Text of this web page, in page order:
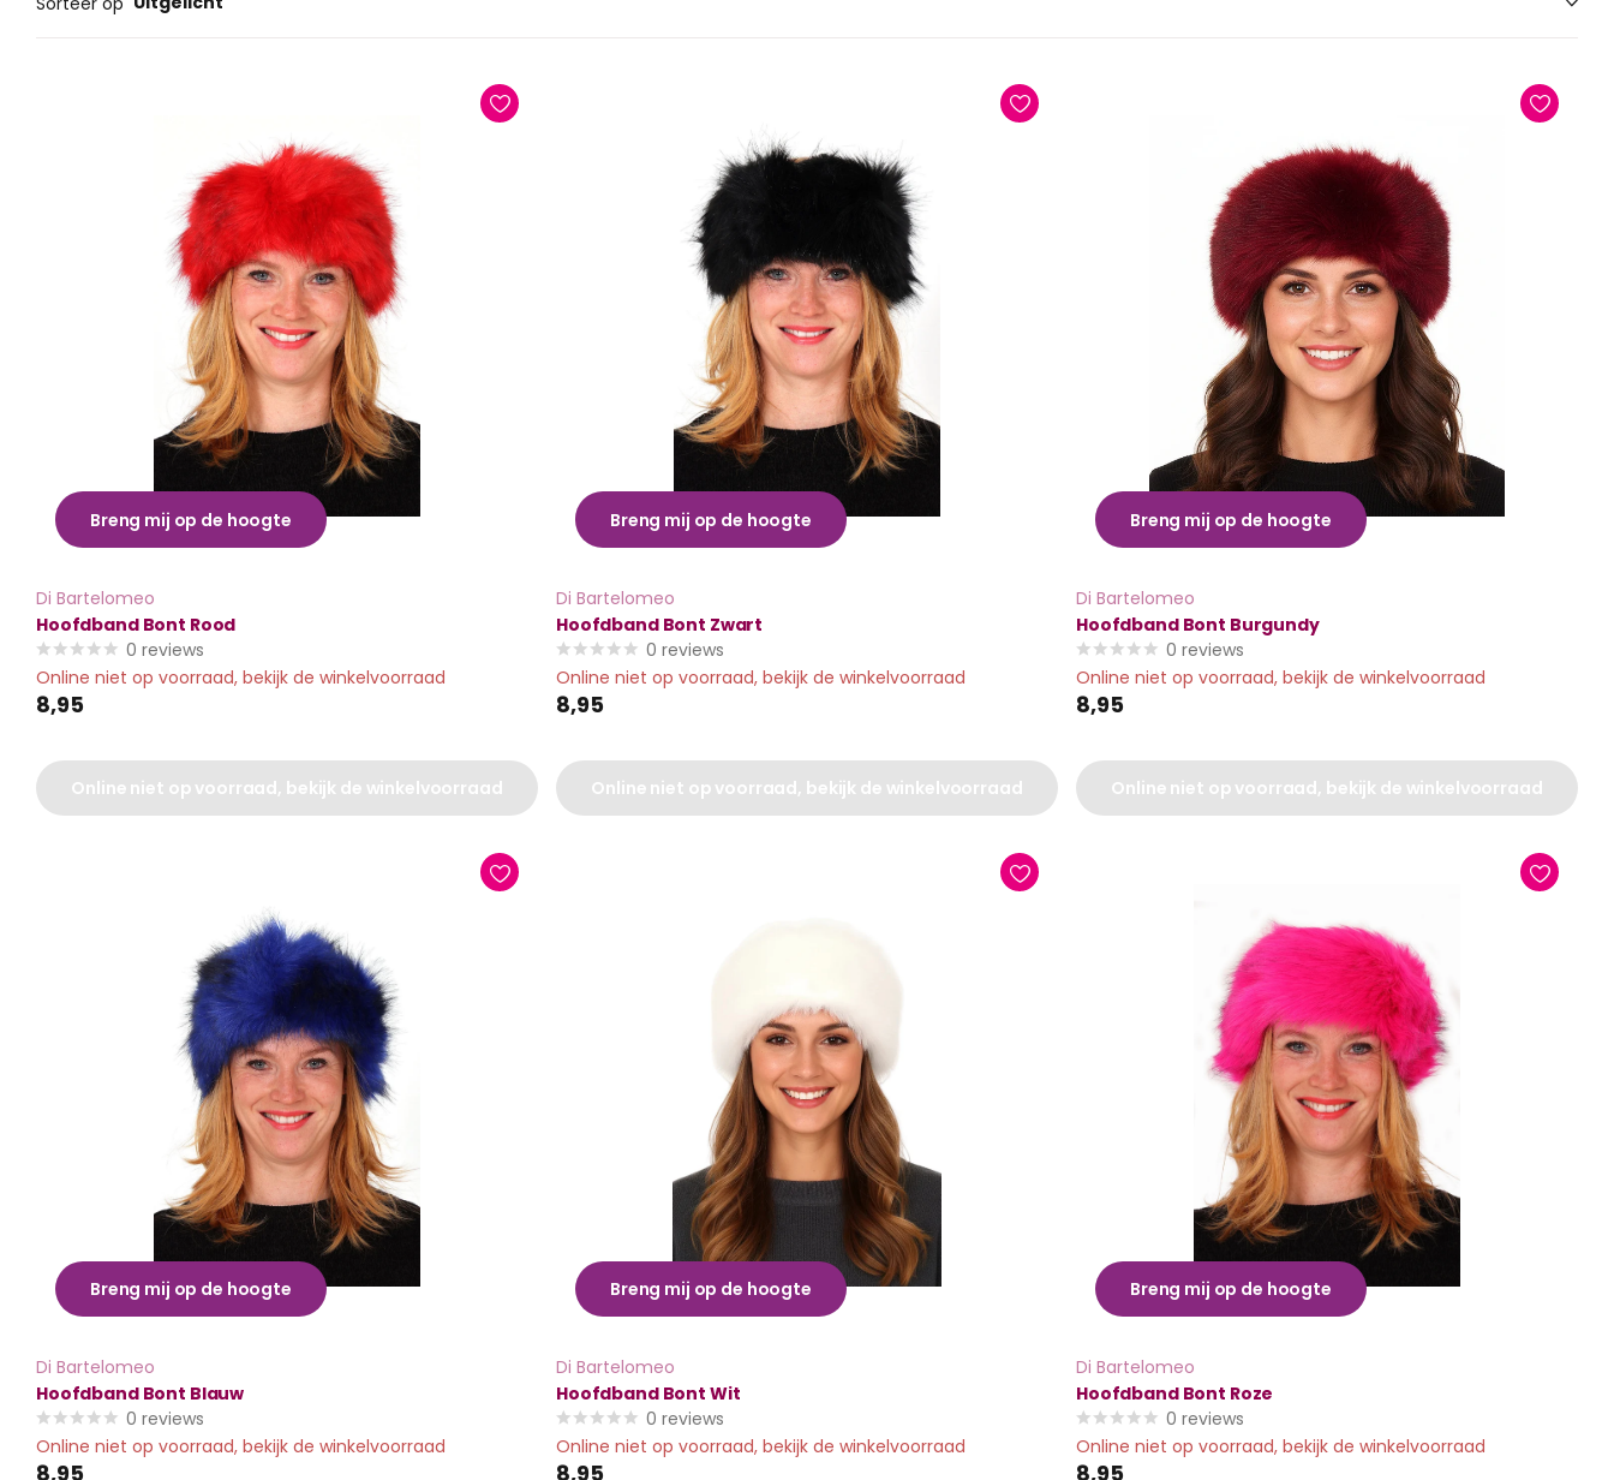
Breng mij op de hoogte
Di Bartelomeo
Hoofdband Bont Rood
0 reviews
Online niet op voorraad, bekijk de winkelvoorraad
8,95
Online niet op voorraad, bekijk de winkelvoorraad
Breng mij op de hoogte
Di Bartelomeo
Hoofdband Bont Zwart
0 reviews
Online niet op voorraad, bekijk de winkelvoorraad
8,95
Online niet op voorraad, bekijk de winkelvoorraad
Breng mij op de hoogte
Di Bartelomeo
Hoofdband Bont Burgundy
0 reviews
Online niet op voorraad, bekijk de winkelvoorraad
8,95
Online niet op voorraad, bekijk de winkelvoorraad
Breng mij op de hoogte
Di Bartelomeo
Hoofdband Bont Blauw
0 reviews
Online niet op voorraad, bekijk de winkelvoorraad
8,95
Breng mij op de hoogte
Di Bartelomeo
Hoofdband Bont Wit
0 reviews
Online niet op voorraad, bekijk de winkelvoorraad
8,95
Breng mij op de hoogte
Di Bartelomeo
Hoofdband Bont Roze
0 reviews
Online niet op voorraad, bekijk de winkelvoorraad
8,95